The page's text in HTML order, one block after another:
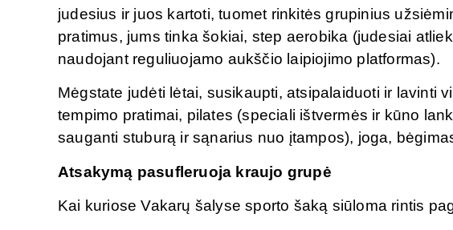
judesius ir juos kartoti, tuomet rinkitės grupinius
pratimus, jums tinka šokiai, step aerobika (judesiai
naudojant reguliuojamo aukščio laipiojimo platformas).
Mėgstate judėti lėtai, susikaupti, atsipalaiduoti ir lavinti
tempimo pratimai, pilates (speciali ištvermės ir kūno
sauganti stuburą ir sąnarius nuo įtampos), joga,
Atsakymą pasufleruoja kraujo grupė
Kai kuriose Vakarų šalyse sporto šaką siūloma rintis